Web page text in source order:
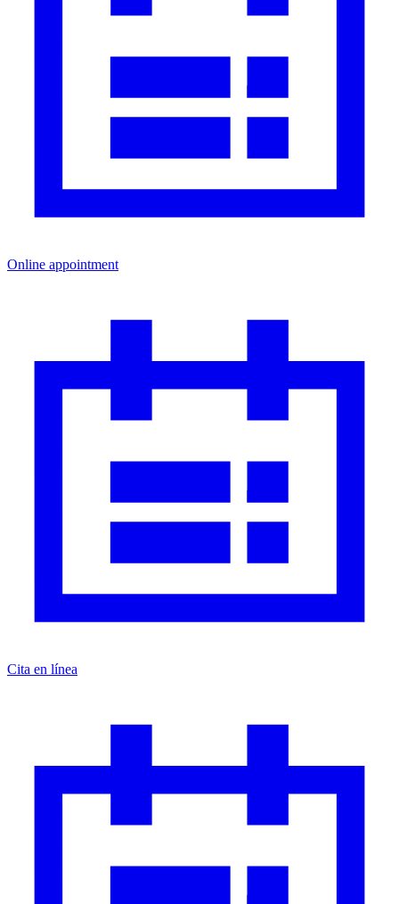
Online appointment
Cita en línea